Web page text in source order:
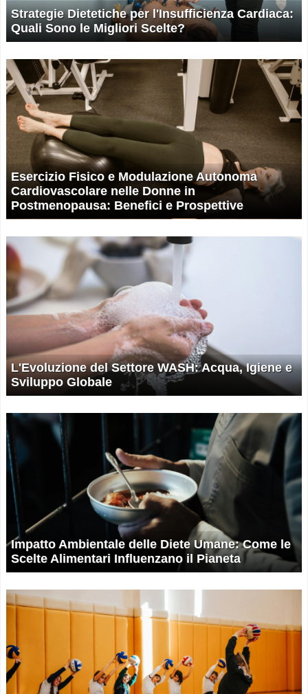
Strategie Dietetiche per l'Insufficienza Cardiaca:
Quali Sono le Migliori Scelte?
Esercizio Fisico e Modulazione Autonoma
Cardiovascolare nelle Donne in
Postmenopausa: Benefici e Prospettive
L'Evoluzione del Settore WASH: Acqua, Igiene e
Sviluppo Globale
Impatto Ambientale delle Diete Umane: Come le
Scelte Alimentari Influenzano il Pianeta